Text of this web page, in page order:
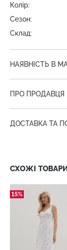
Колір:
Сезон:
Склад:
НАЯВНІСТЬ В
ПРО ПРОДАВЦЯ
ДОСТАВКА ТА
СХОЖІ
15%